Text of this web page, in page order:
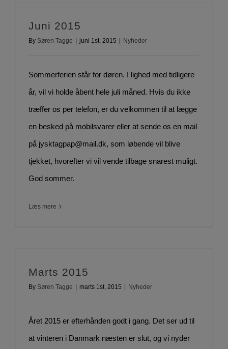
Juni 2015
By Søren Tagge | juni 1st, 2015 | Nyheder
Sommerferien står for døren. I lighed med tidligere
år, vil vi holde åbent hele juli måned. Hvis du ikke
træffer os per telefon, er du velkommen til at lægge
en besked på mobilsvarer eller at sende os en mail
på jysktagpap@mail.dk, som løbende vil blive
tjekket, hvorefter vi vil vende tilbage snarest muligt.
God sommer.
Læs mere
Marts 2015
By Søren Tagge | marts 1st, 2015 | Nyheder
Året 2015 er efterhånden godt i gang. Det ser ud til
at vinteren i Danmark næsten er slut, og vi nyder